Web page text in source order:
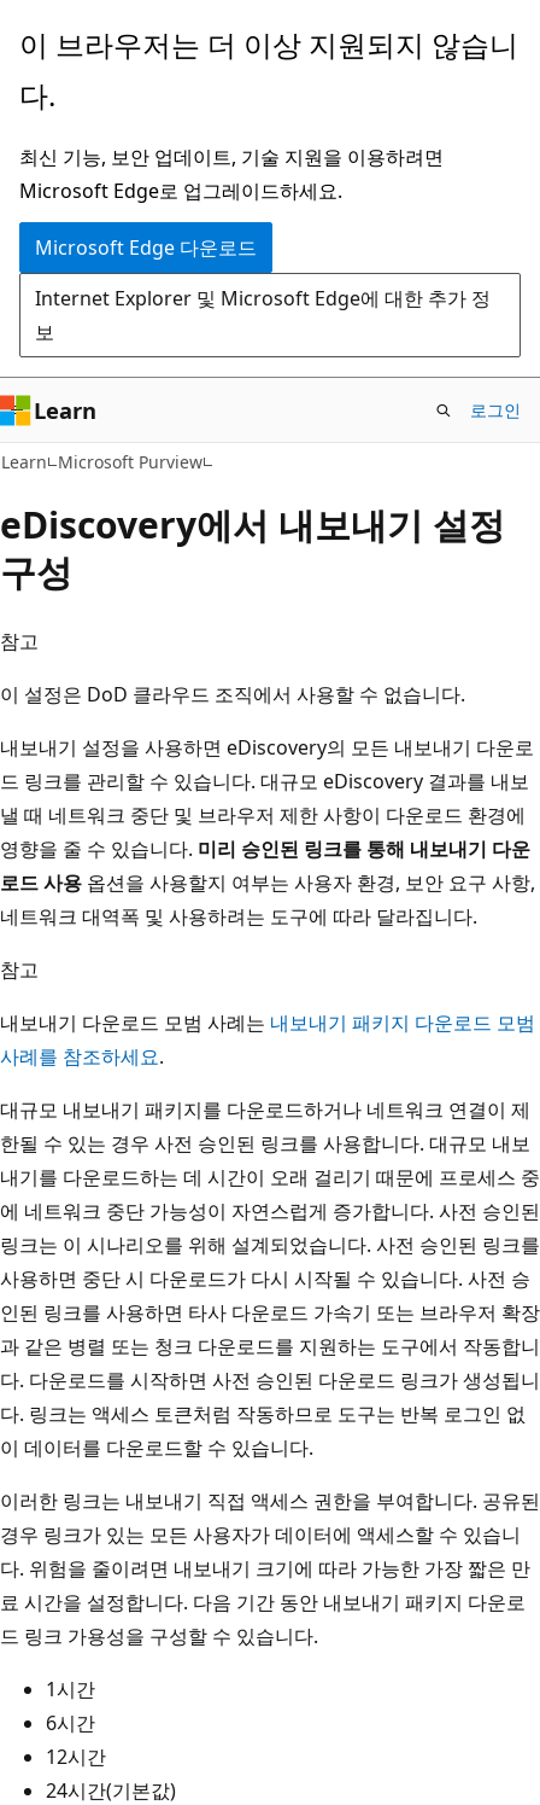
주
콘
츠
로
건
너
뛰
기
이 브라우저는 더 이상 지원되지 않습니
다.
최신 기능, 보안 업데이트, 기술 지원을 이용하려면
Microsoft Edge로 업그레이드하세요.
Microsoft Edge 다운로드
Internet Explorer 및 Microsoft Edge에 대한 추가 정
보
Learn 로그인
Learn Microsoft Purview
eDiscovery에서 내보내기 설정
구성
참고
이 설정은 DoD 클라우드 조직에서 사용할 수 없습니다.
내보내기 설정을 사용하면 eDiscovery의 모든 내보내기 다운로
드 링크를 관리할 수 있습니다. 대규모 eDiscovery 결과를 내보
낼 때 네트워크 중단 및 브라우저 제한 사항이 다운로드 환경에
영향을 줄 수 있습니다. 미리 승인된 링크를 통해 내보내기 다운
로드 사용 옵션을 사용할지 여부는 사용자 환경, 보안 요구 사항,
네트워크 대역폭 및 사용하려는 도구에 따라 달라집니다.
참고
내보내기 다운로드 모범 사례는 내보내기 패키지 다운로드 모범
사례를 참조하세요.
대규모 내보내기 패키지를 다운로드하거나 네트워크 연결이 제
한될 수 있는 경우 사전 승인된 링크를 사용합니다. 대규모 내보
내기를 다운로드하는 데 시간이 오래 걸리기 때문에 프로세스 중
에 네트워크 중단 가능성이 자연스럽게 증가합니다. 사전 승인된
링크는 이 시나리오를 위해 설계되었습니다. 사전 승인된 링크를
사용하면 중단 시 다운로드가 다시 시작될 수 있습니다. 사전 승
인된 링크를 사용하면 타사 다운로드 가속기 또는 브라우저 확장
과 같은 병렬 또는 청크 다운로드를 지원하는 도구에서 작동합니
다. 다운로드를 시작하면 사전 승인된 다운로드 링크가 생성됩니
다. 링크는 액세스 토큰처럼 작동하므로 도구는 반복 로그인 없
이 데이터를 다운로드할 수 있습니다.
이러한 링크는 내보내기 직접 액세스 권한을 부여합니다. 공유된
경우 링크가 있는 모든 사용자가 데이터에 액세스할 수 있습니
다. 위험을 줄이려면 내보내기 크기에 따라 가능한 가장 짧은 만
료 시간을 설정합니다. 다음 기간 동안 내보내기 패키지 다운로
드 링크 가용성을 구성할 수 있습니다.
1시간
6시간
12시간
24시간(기본값)